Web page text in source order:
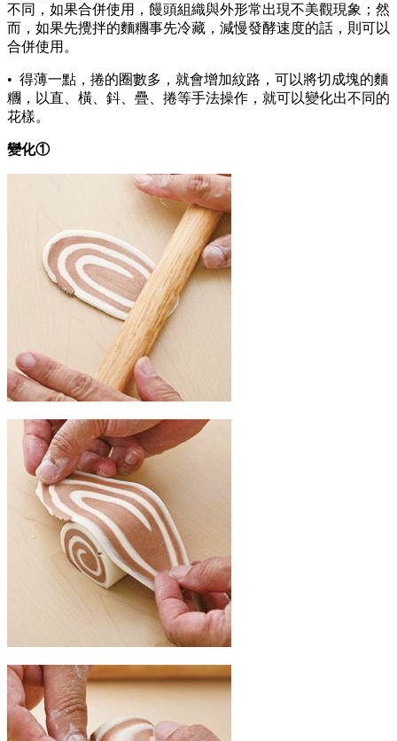
不同，如果合併使用，饅頭組織與外形常出現不美觀現象；然
而，如果先攪拌的麵糰事先冷藏，減慢發酵速度的話，則可以
合併使用。
• 得薄一點，捲的圈數多，就會增加紋路，可以將切成塊的麵
糰，以直、橫、鈄、疊、捲等手法操作，就可以變化出不同的
花樣。
變化①